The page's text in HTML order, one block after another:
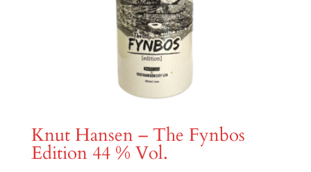
Knut Hansen – The Fynbos
Edition 44 % Vol.